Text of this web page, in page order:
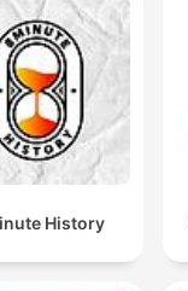
History